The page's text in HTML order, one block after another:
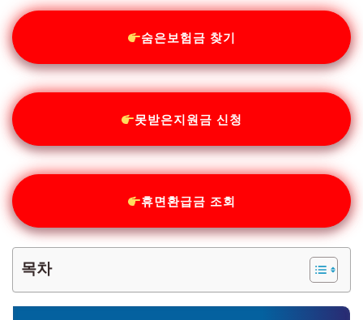
숨은보험금 찾기
못받은지원금 신청
휴면환급금 조회
목차